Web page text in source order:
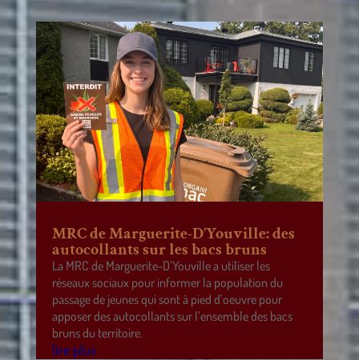
MRC de Marguerite-D’Youville: des
autocollants sur les bacs bruns
La MRC de Marguerite-D’Youville a utiliser les
réseaux sociaux pour informer la population du
passage de jeunes qui sont à pied d’oeuvre pour
apposer des autocollants sur l’ensemble des bacs
bruns du territoire.
lire plus